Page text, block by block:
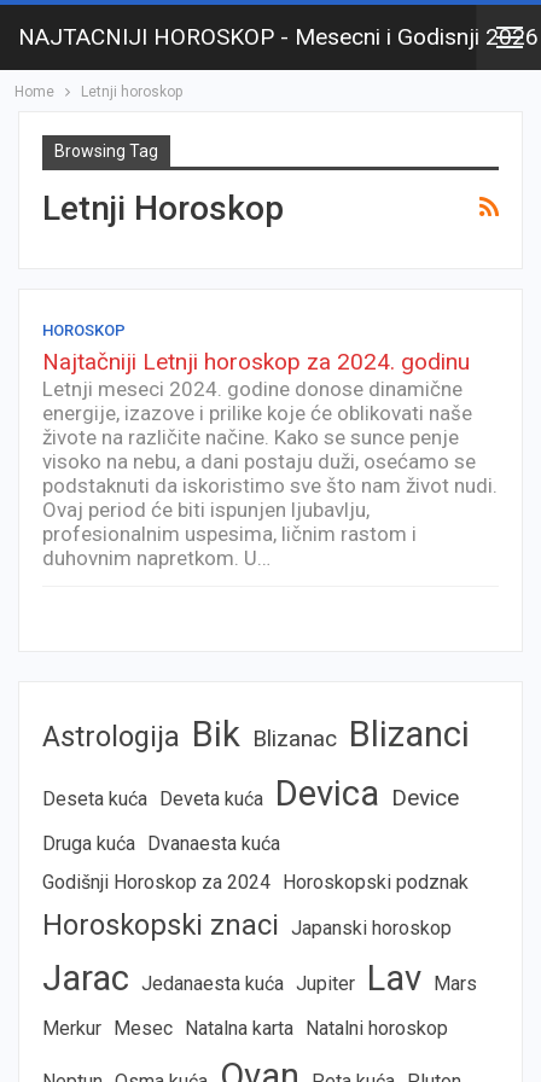
NAJTACNIJI HOROSKOP - Mesecni i Godisnji 2026
Home Letnji horoskop
Browsing Tag
Letnji Horoskop
HOROSKOP
Najtačniji Letnji horoskop za 2024. godinu
Letnji meseci 2024. godine donose dinamične
energije, izazove i prilike koje će oblikovati naše
živote na različite načine. Kako se sunce penje
visoko na nebu, a dani postaju duži, osećamo se
podstaknuti da iskoristimo sve što nam život nudi.
Ovaj period će biti ispunjen ljubavlju,
profesionalnim uspesima, ličnim rastom i
duhovnim napretkom. U…
Astrologija Bik Blizanac Blizanci
Deseta kuća Deveta kuća Devica Device
Druga kuća Dvanaesta kuća
Godišnji Horoskop za 2024 Horoskopski podznak
Horoskopski znaci Japanski horoskop
Jarac Jedanaesta kuća Jupiter Lav Mars
Merkur Mesec Natalna karta Natalni horoskop